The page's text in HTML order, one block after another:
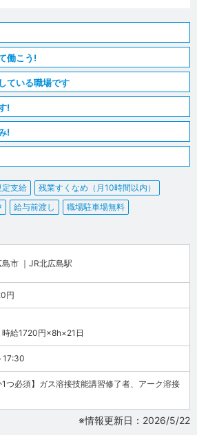
働こう!
ている職場です
!
!
定支給
残業すくなめ（月10時間以内）
給与前渡し 職場駐車場無料
市 ｜JR北広島駅
円
給1720円×8h×21日
1つ必須】ガス溶接技能講習修了者、アーク溶接
※情報更新日：2026/5/22